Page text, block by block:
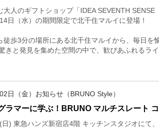
大人のギフトショップ「IDEA SEVENTH
日（水）の期間限定で北千住マルイに登場！
徒歩3分の場所にある北千住マルイから、毎日を
きと発見を集めた空間の中で、歓びあふれるラ
日（金）お知らせ（BRUNO Style）
ラマーに学ぶ！BRUNO マルチスレート
) 東急ハンズ新宿店4階 キッチンスタジオにて